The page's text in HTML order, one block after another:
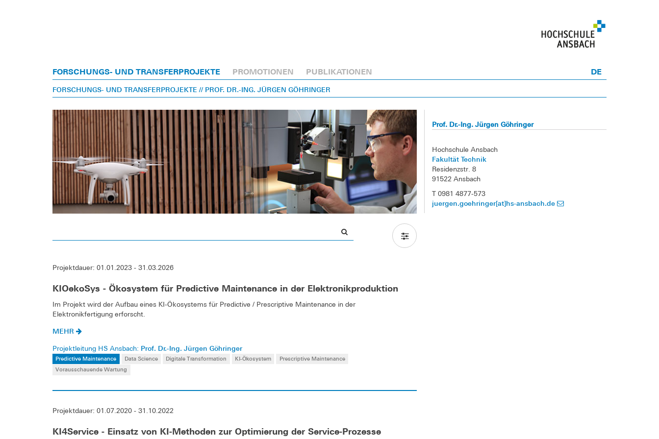
FORSCHUNGS- UND TRANSFERPROJEKTE PROMOTIONEN PUBLIKATIONEN DE
FORSCHUNGS- UND TRANSFERPROJEKTE // PROF. DR.-ING. JÜRGEN GÖHRINGER
Projektdauer: 01.01.2023 - 31.03.2026
KIOekoSys - Ökosystem für Predictive Maintenance in der Elektronikproduktion
Im Projekt wird der Aufbau eines KI-Ökosystems für Predictive / Prescriptive Maintenance in der
Elektronikfertigung erforscht.
MEHR
Projektleitung HS Ansbach: Prof. Dr.-Ing. Jürgen Göhringer
Predictive Maintenance Data Science Digitale Transformation KI-Ökosystem
Prescriptive Maintenance
Vorausschauende Wartung
Projektdauer: 01.07.2020 - 31.10.2022
KI4Service - Einsatz von KI-Methoden zur Optimierung der Service-Prozesse
Prof. Dr.-Ing. Jürgen Göhringer
Hochschule Ansbach
Fakultät Technik
Residenzstr. 8
91522 Ansbach
T 0981 4877-573
juergen.goehringer[at]hs-ansbach.de